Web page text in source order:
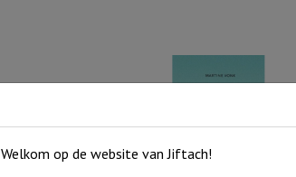
Welkom op de website van Jiftach!